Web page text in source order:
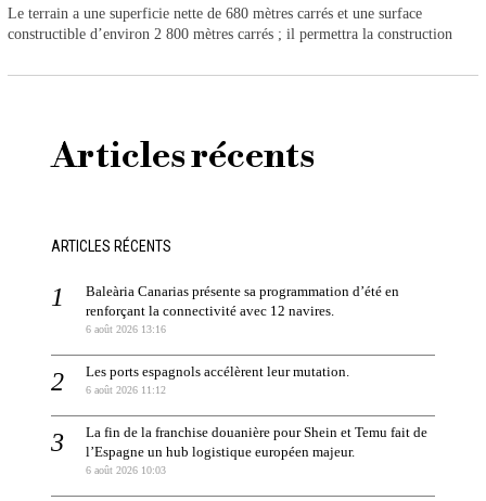
Le terrain a une superficie nette de 680 mètres carrés et une surface
constructible d’environ 2 800 mètres carrés ; il permettra la construction
Articles récents
ARTICLES RÉCENTS
Baleària Canarias présente sa programmation d’été en
renforçant la connectivité avec 12 navires.
6 août 2026 13:16
Les ports espagnols accélèrent leur mutation.
6 août 2026 11:12
La fin de la franchise douanière pour Shein et Temu fait de
l’Espagne un hub logistique européen majeur.
6 août 2026 10:03